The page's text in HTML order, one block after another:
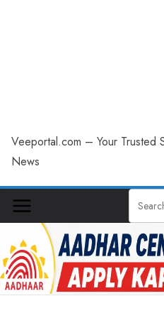
Veeportal.com – Your Trusted
News